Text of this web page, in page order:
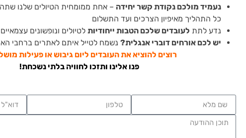
נעמיד מולכם נקודת קשר יחידה – אחת ממומחית הטיולים שלנו
כל התהליך מאיפיון הצרכים ועד התשלום
נדע לתת לעובדים שלכם הטבות ייחודיות לטיולים ונופשונים עצמאיים
יש לכם אורחים דוברי אנגלית? נשמח לטייל איתם לאתרים ברחבי
רוצים להוציא את העובדים ליום גיבוש או פעילות
פנו אלינו ותזכו לחוויה בלתי נשכחת!